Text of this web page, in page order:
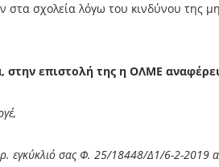
στα σχολεία λόγω του κινδύνου της
στην επιστολή της η ΟΛΜΕ
εγκύκλιό σας Φ. 25/18448/Δ1/6-2-2019